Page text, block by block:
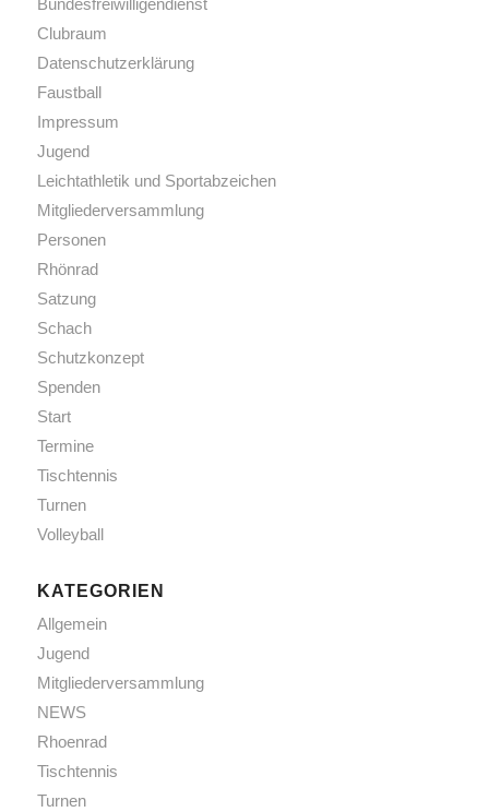
Bundesfreiwilligendienst
Clubraum
Datenschutzerklärung
Faustball
Impressum
Jugend
Leichtathletik und Sportabzeichen
Mitgliederversammlung
Personen
Rhönrad
Satzung
Schach
Schutzkonzept
Spenden
Start
Termine
Tischtennis
Turnen
Volleyball
KATEGORIEN
Allgemein
Jugend
Mitgliederversammlung
NEWS
Rhoenrad
Tischtennis
Turnen